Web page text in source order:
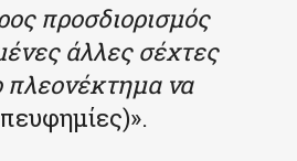
προσδιορισμός
άλλες σέχτες
πλεονέκτημα να